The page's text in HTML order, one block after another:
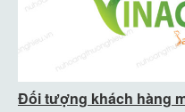
Đối tượng khách hàng